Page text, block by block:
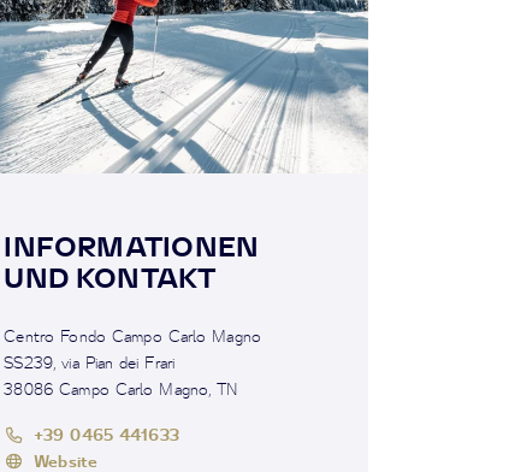
INFORMATIONEN
UND KONTAKT
Centro Fondo Campo Carlo Magno
SS239, via Pian dei Frari
38086 Campo Carlo Magno, TN
+39 0465 441633
Website